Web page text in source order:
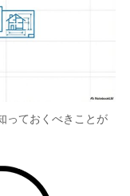
っておくべきことが